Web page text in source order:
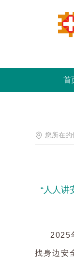
首
您所在的
“人人
2025
找身边安